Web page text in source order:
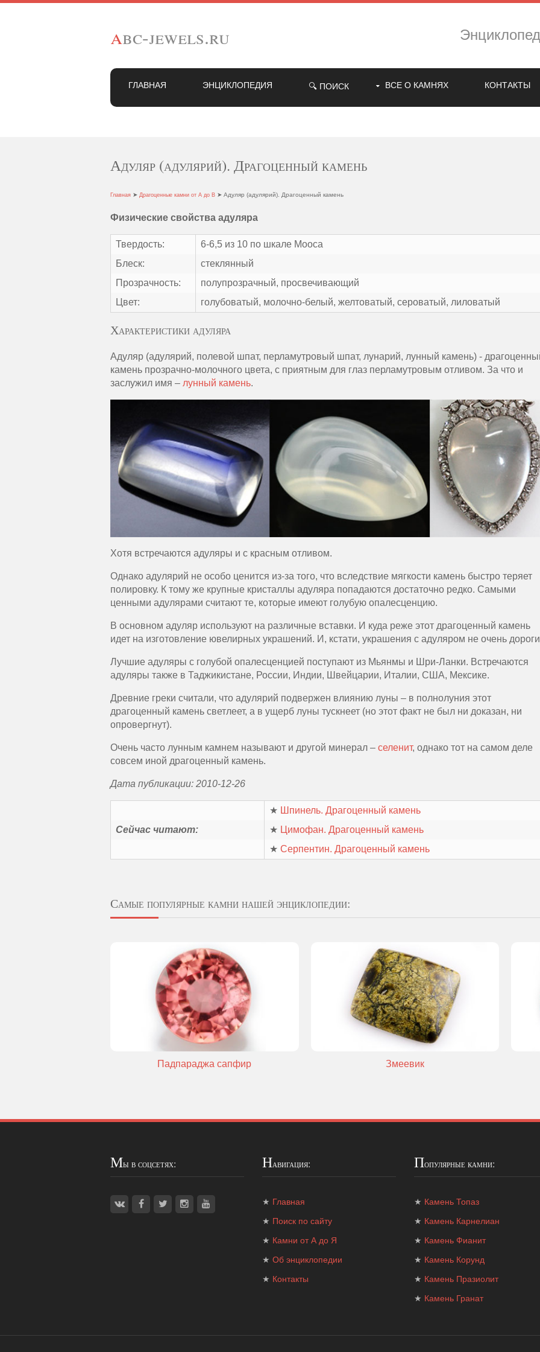
abc-jewels.ru
ГЛАВНАЯ ЭНЦИКЛОПЕДИЯ 🔍 ПОИСК ВСЕ О КАМНЯХ КОНТАКТЫ
Адуляр (адулярий). Драгоценный камень
Главная ➤ Драгоценные камни от А до В ➤ Адуляр (адулярий). Драгоценный камень
Физические свойства адуляра
Твердость:
6-6,5 из 10 по шкале Мооса
Блеск:
стеклянный
Прозрачность:
полупрозрачный, просвечивающий
Цвет:
голубоватый, молочно-белый, желтоватый, сероватый, лиловатый
Характеристики адуляра
Адуляр (адулярий, полевой шпат, перламутровый шпат, лунарий, лунный камень) -
камень прозрачно-молочного цвета, с приятным для глаз перламутровым отливом. За что и
заслужил имя – лунный камень.
Хотя встречаются адуляры и с красным отливом.
Однако адулярий не особо ценится из-за того, что вследствие мягкости камень быстро теряет
полировку. К тому же крупные кристаллы адуляра попадаются достаточно редко. Самыми
ценными адулярами считают те, которые имеют голубую опалесценцию.
В основном адуляр используют на различные вставки. И куда реже этот драгоценный камень
идет на изготовление ювелирных украшений. И, кстати, украшения с адуляром не очень
Лучшие адуляры с голубой опалесценцией поступают из Мьянмы и Шри-Ланки. Встречаются
адуляры также в Таджикистане, России, Индии, Швейцарии, Италии, США, Мексике.
Древние греки считали, что адулярий подвержен влиянию луны – в полнолуния этот
драгоценный камень светлеет, а в ущерб луны тускнеет (но этот факт не был ни доказан, ни
опровергнут).
Очень часто лунным камнем называют и другой минерал – селенит, однако тот на самом деле
совсем иной драгоценный камень.
Дата публикации: 2010-12-26
★ Шпинель. Драгоценный камень
Сейчас читают:
★ Цимофан. Драгоценный камень
★ Серпентин. Драгоценный камень
Самые популярные камни нашей энциклопедии:
Падпараджа сапфир Змеевик
Мы в соцсетях: Навигация:
★ Главная
★ Поиск по сайту
★ Камни от А до Я
★ Об энциклопедии
★ Контакты
Популярные камни:
★ Камень Топаз
★ Камень Карнелиан
★ Камень Фианит
★ Камень Корунд
★ Камень Празиолит
★ Камень Гранат